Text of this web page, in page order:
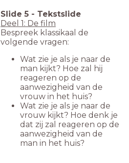
Slide 5 - Tekstslide
Deel 1: De film
Bespreek klassikaal de
volgende vragen:
Wat zie je als je naar de
man kijkt? Hoe zal hij
reageren op de
aanwezigheid van de
vrouw in het huis?
Wat zie je als je naar de
vrouw kijkt? Hoe denk je
dat zij zal reageren op de
aanwezigheid van de
man in het huis?